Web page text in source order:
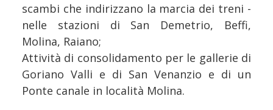
scambi che indirizzano la marcia dei treni -
nelle stazioni di San Demetrio, Beffi,
Molina, Raiano;
Attività di consolidamento per le gallerie di
Goriano Valli e di San Venanzio e di un
Ponte canale in località Molina.